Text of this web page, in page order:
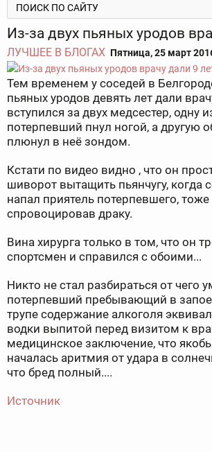
Из-за двух пьяных уродов
ЛУЧШЕЕ В БЛОГАХ Пятница, 25 март
Тем временем у соседей в
пьяных уродов девять лет дали
вступился за двух медсестер, одну
потерпевший пнул ногой, а другую
плюнул в неё зондом.
Кстати по видео видно , что он
шиворот вытащить пьянчугу, когда
напал приятель потерпевшего,
спровоцировав драку.
Вина хирурга только в том, что он
спортсмен и справился с обоими...
Никто не стал разбираться от чего
потерпевший пребывающий в
трупе содержание алкоголя
водки выпитой перед визитом к
медицинское заключение, что
началась аритмия от удара в
что бред полный....
Источник